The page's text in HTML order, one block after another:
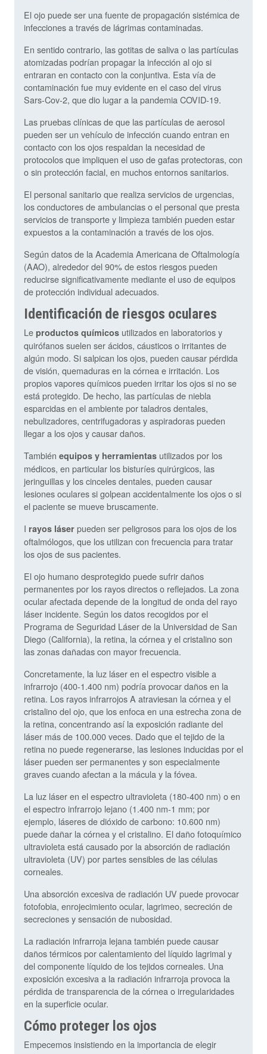
El ojo puede ser una fuente de propagación sistémica de
infecciones a través de lágrimas contaminadas.
En sentido contrario, las gotitas de saliva o las partículas
atomizadas podrían propagar la infección al ojo si
entraran en contacto con la conjuntiva. Esta vía de
contaminación fue muy evidente en el caso del virus
Sars-Cov-2, que dio lugar a la pandemia COVID-19.
Las pruebas clínicas de que las partículas de aerosol
pueden ser un vehículo de infección cuando entran en
contacto con los ojos respaldan la necesidad de
protocolos que impliquen el uso de gafas protectoras, con
o sin protección facial, en muchos entornos sanitarios.
El personal sanitario que realiza servicios de urgencias,
los conductores de ambulancias o el personal que presta
servicios de transporte y limpieza también pueden estar
expuestos a la contaminación a través de los ojos.
Según datos de la Academia Americana de Oftalmología
(AAO), alrededor del 90% de estos riesgos pueden
reducirse significativamente mediante el uso de equipos
de protección individual adecuados.
Identificación de riesgos oculares
Le productos químicos utilizados en laboratorios y
quirófanos suelen ser ácidos, cáusticos o irritantes de
algún modo. Si salpican los ojos, pueden causar pérdida
de visión, quemaduras en la córnea e irritación. Los
propios vapores químicos pueden irritar los ojos si no se
está protegido. De hecho, las partículas de niebla
esparcidas en el ambiente por taladros dentales,
nebulizadores, centrifugadoras y aspiradoras pueden
llegar a los ojos y causar daños.
También equipos y herramientas utilizados por los
médicos, en particular los bisturíes quirúrgicos, las
jeringuillas y los cinceles dentales, pueden causar
lesiones oculares si golpean accidentalmente los ojos o si
el paciente se mueve bruscamente.
I rayos láser pueden ser peligrosos para los ojos de los
oftalmólogos, que los utilizan con frecuencia para tratar
los ojos de sus pacientes.
El ojo humano desprotegido puede sufrir daños
permanentes por los rayos directos o reflejados. La zona
ocular afectada depende de la longitud de onda del rayo
láser incidente. Según los datos recogidos por el
Programa de Seguridad Láser de la Universidad de San
Diego (California), la retina, la córnea y el cristalino son
las zonas dañadas con mayor frecuencia.
Concretamente, la luz láser en el espectro visible a
infrarrojo (400-1.400 nm) podría provocar daños en la
retina. Los rayos infrarrojos A atraviesan la córnea y el
cristalino del ojo, que los enfoca en una estrecha zona de
la retina, concentrando así la exposición radiante del
láser más de 100.000 veces. Dado que el tejido de la
retina no puede regenerarse, las lesiones inducidas por el
láser pueden ser permanentes y son especialmente
graves cuando afectan a la mácula y la fóvea.
La luz láser en el espectro ultravioleta (180-400 nm) o en
el espectro infrarrojo lejano (1.400 nm-1 mm; por
ejemplo, láseres de dióxido de carbono: 10.600 nm)
puede dañar la córnea y el cristalino. El daño fotoquímico
ultravioleta está causado por la absorción de radiación
ultravioleta (UV) por partes sensibles de las células
corneales.
Una absorción excesiva de radiación UV puede provocar
fotofobia, enrojecimiento ocular, lagrimeo, secreción de
secreciones y sensación de nubosidad.
La radiación infrarroja lejana también puede causar
daños térmicos por calentamiento del líquido lagrimal y
del componente líquido de los tejidos corneales. Una
exposición excesiva a la radiación infrarroja provoca la
pérdida de transparencia de la córnea o irregularidades
en la superficie ocular.
Cómo proteger los ojos
Empecemos insistiendo en la importancia de elegir